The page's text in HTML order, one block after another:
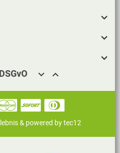
 
& powered by tec12